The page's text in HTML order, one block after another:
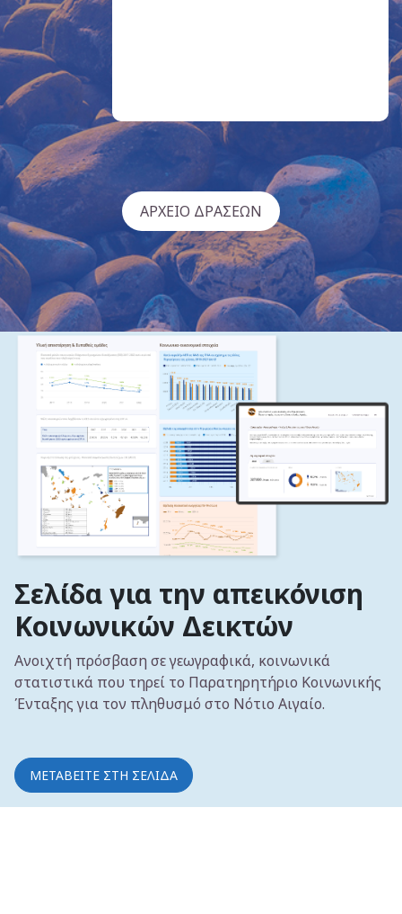
ΑΡΧΕΙΟ ΔΡΑΣΕΩΝ
Σελίδα για την απεικόνιση
Κοινωνικών Δεικτών
Ανοιχτή πρόσβαση σε γεωγραφικά, κοινωνικά
στατιστικά που τηρεί το Παρατηρητήριο Κοινωνικής
Ένταξης για τον πληθυσμό στο Νότιο Αιγαίο.
ΜΕΤΑΒΕΙΤΕ ΣΤΗ ΣΕΛΙΔΑ